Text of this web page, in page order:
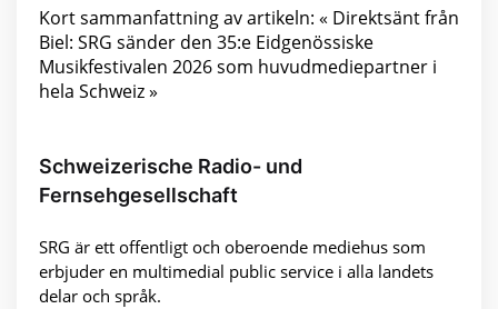
Kort sammanfattning av artikeln: « Direktsänt från
Biel: SRG sänder den 35:e Eidgenössiske
Musikfestivalen 2026 som huvudmediepartner i
hela Schweiz »
Schweizerische Radio- und
Fernsehgesellschaft
SRG är ett offentligt och oberoende mediehus som
erbjuder en multimedial public service i alla landets
delar och språk.